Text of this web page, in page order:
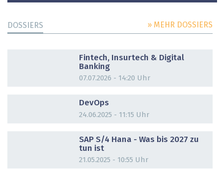
DOSSIERS » MEHR DOSSIERS
Fintech, Insurtech & Digital
Banking
07.07.2026 - 14:20 Uhr
DevOps
24.06.2025 - 11:15 Uhr
SAP S/4 Hana - Was bis 2027 zu
tun ist
21.05.2025 - 10:55 Uhr